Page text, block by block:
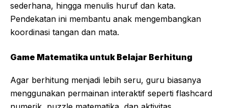
sederhana, hingga menulis huruf dan kata.
Pendekatan ini membantu anak mengembangkan
koordinasi tangan dan mata.
Game Matematika untuk Belajar Berhitung
Agar berhitung menjadi lebih seru, guru biasanya
menggunakan permainan interaktif seperti flashcard